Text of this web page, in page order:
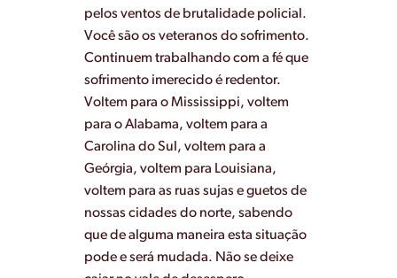
pelos ventos de brutalidade policial.
Você são os veteranos do sofrimento.
Continuem trabalhando com a fé que
sofrimento imerecido é redentor.
Voltem para o Mississippi, voltem
para o Alabama, voltem para a
Carolina do Sul, voltem para a
Geórgia, voltem para Louisiana,
voltem para as ruas sujas e guetos de
nossas cidades do norte, sabendo
que de alguma maneira esta situação
pode e será mudada. Não se deixe